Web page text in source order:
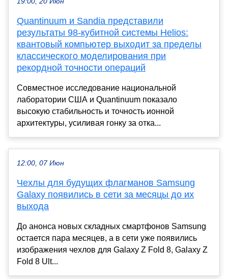
Quantinuum и Sandia представили
результаты 98-кубитной системы Helios:
квантовый компьютер выходит за пределы
классического моделирования при
рекордной точности операций
Совместное исследование национальной
лаборатории США и Quantinuum показало
высокую стабильность и точность ионной
архитектуры, усиливая гонку за отка...
12:00, 07 Июн
Чехлы для будущих флагманов Samsung
Galaxy появились в сети за месяцы до их
выхода
До анонса новых складных смартфонов Samsung
остается пара месяцев, а в сети уже появились
изображения чехлов для Galaxy Z Fold 8, Galaxy Z
Fold 8 Ult...